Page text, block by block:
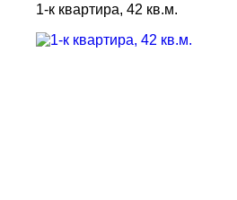
1-к квартира, 42 кв.м.